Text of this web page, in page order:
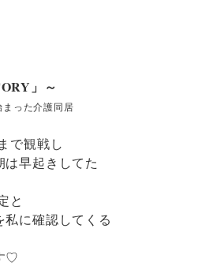
」～
った介護同居
で観戦し
早起きしてた
と
に確認してくる
♡